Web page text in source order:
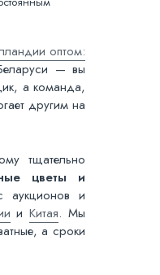
оптом:
— вы
а команда,
другим на
тщательно
цветы и
аукционов и
иКитая. Мы
а сроки